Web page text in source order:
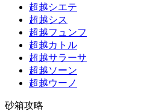
超越シエテ
超越シス
超越フュンフ
超越カトル
超越サラーサ
超越ソーン
超越ウーノ
砂箱攻略